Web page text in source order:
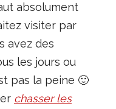
absolument
visiter par
avez des
les jours ou
pas la peine 🙂
chasser les